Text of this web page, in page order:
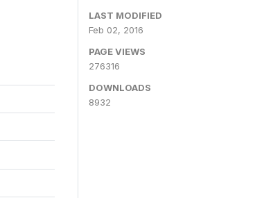
LAST MODIFIED
Feb 02, 2016
PAGE VIEWS
276316
DOWNLOADS
8932